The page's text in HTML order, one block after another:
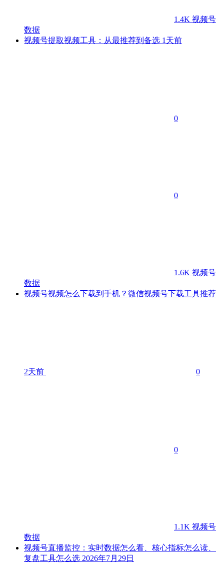
1.4K 视频号
数据
视频号提取视频工具：从最推荐到备选 1天前
0
0
1.6K 视频号
数据
视频号视频怎么下载到手机？微信视频号下载工具推荐
2天前 0
0
1.1K 视频号
数据
视频号直播监控：实时数据怎么看、核心指标怎么读、
复盘工具怎么选 2026年7月29日